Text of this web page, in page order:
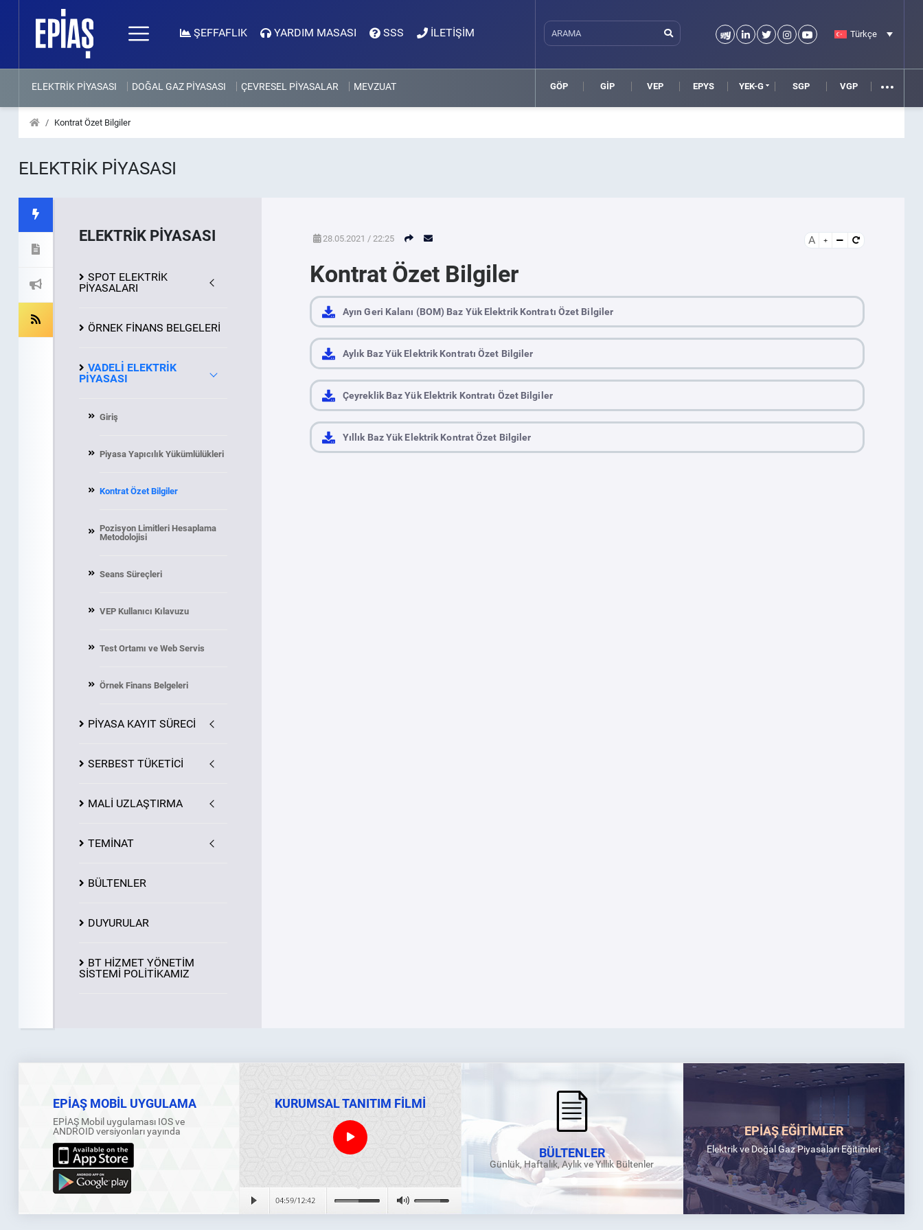
ŞEFFAFLIK YARDIM MASASI SSS İLETİŞİM Türkçe
ELEKTRİK PİYASASI DOĞAL GAZ PİYASASI ÇEVRESEL PİYASALAR MEVZUAT GÖP GİP VEP EPYS YEK-G SGP VGP
Kontrat Özet Bilgiler
ELEKTRİK PİYASASI
ELEKTRİK PİYASASI
SPOT ELEKTRİK
PİYASALARI
ÖRNEK FİNANS BELGELERİ
VADELİ ELEKTRİK
PİYASASI
Giriş
Piyasa Yapıcılık Yükümlülükleri
Kontrat Özet Bilgiler
Pozisyon Limitleri Hesaplama
Metodolojisi
Seans Süreçleri
VEP Kullanıcı Kılavuzu
Test Ortamı ve Web Servis
Örnek Finans Belgeleri
PİYASAKAYIT SÜRECİ
SERBEST TÜKETİCİ
MALİ UZLAŞTIRMA
TEMİNAT
BÜLTENLER
DUYURULAR
BT HİZMET YÖNETİM
SİSTEMİ POLİTİKAMIZ
28.05.2021 / 22:25 A
Kontrat Özet Bilgiler
Ayın Geri Kalanı (BOM) Baz Yük Elektrik Kontratı Özet Bilgiler
Aylık Baz Yük Elektrik Kontratı Özet Bilgiler
Çeyreklik Baz Yük Elektrik Kontratı Özet Bilgiler
Yıllık Baz Yük Elektrik Kontrat Özet Bilgiler
EPİAŞ MOBİL UYGULAMA
EPİAŞ Mobil uygulaması IOS ve
ANDROID versiyonları yayında
KURUMSAL TANITIM FİLMİ
BÜLTENLER
Günlük, Haftalık, Aylık ve Yıllık Bültenler
EPİAŞ EĞİTİMLER
Elektrik ve Doğal Gaz Piyasaları Eğitimleri